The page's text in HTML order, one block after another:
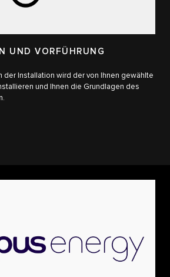
UND VORFÜHRUNG
der Installation wird der von Ihnen gewählte
und Ihnen die Grundlagen des